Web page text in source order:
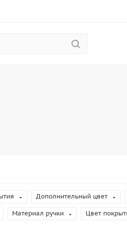
Дополнительный цвет
Материал ручки Цвет